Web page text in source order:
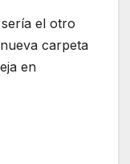
el otro
carpeta
en